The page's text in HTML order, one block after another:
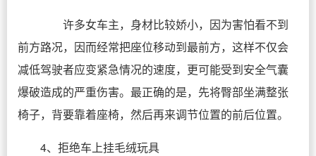
许多女车主，身材比较娇小，因为害怕看不到
前方路况，因而经常把座位移动到最前方，这样不仅会
减低驾驶者应变紧急情况的速度，更可能受到安全气囊
爆破造成的严重伤害。最正确的是，先将臀部坐满整张
椅子，背要靠着座椅，然后再来调节位置的前后位置。
4、拒绝车上挂毛绒玩具